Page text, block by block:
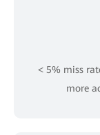
< 5% miss
more